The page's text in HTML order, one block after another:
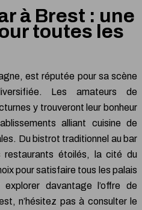
à Brest : une
toutes les
est réputée pour sa scène
Les amateurs de
y trouveront leur bonheur
alliant cuisine de
Du bistrot traditionnel au bar
restaurants étoilés, la cité du
pour satisfaire tous les palais
davantage l’offre de
n’hésitez pas à consulter le